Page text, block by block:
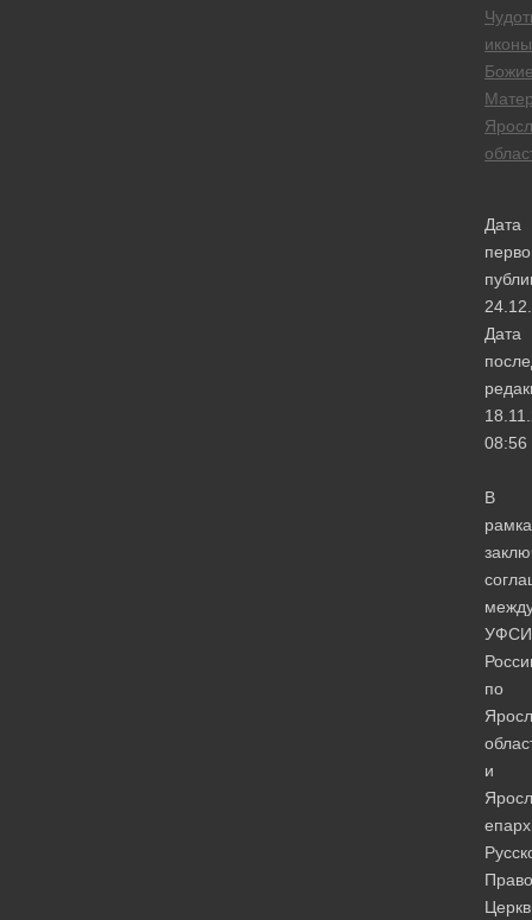
иконы
Дата
Дата
08:56
В
по
и